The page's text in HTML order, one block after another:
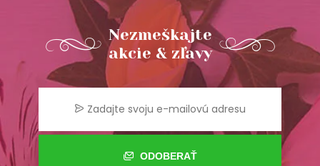
Nezmeškajte
akcie & zľavy
ODOBERAŤ